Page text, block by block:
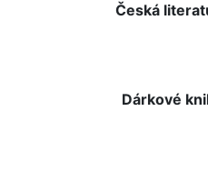
Česká
Dárkové